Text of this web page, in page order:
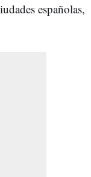
españolas,